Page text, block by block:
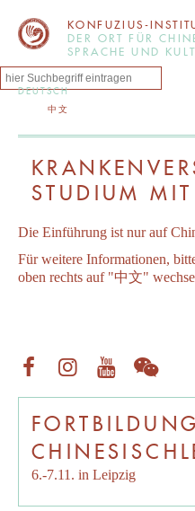
KONFUZIUS-
DER ORT FÜR
SPRACHE UND
DEUTSCH
中文
STUDIUM
Die Einführung ist nur auf
Für weitere Informationen,
oben rechts auf "中文"
6.-7.11. in Leipzig